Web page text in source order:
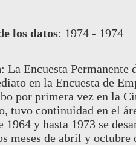
los datos: 1974 - 1974
: La Encuesta Permanente
en la Encuesta de
por primera vez en la
tuvo continuidad en el
1964 y hasta 1973 se
meses de abril y octubre